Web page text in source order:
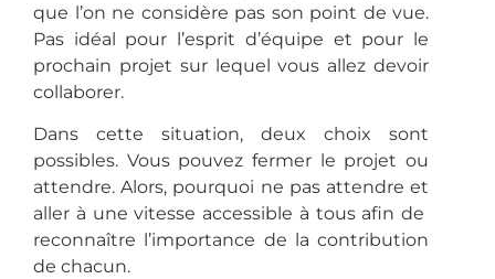
que l’on ne considère pas son point de vue.
Pas idéal pour l’esprit d’équipe et pour le
prochain projet sur lequel vous allez devoir
collaborer.
Dans cette situation, deux choix sont
possibles. Vous pouvez fermer le projet ou
attendre. Alors, pourquoi ne pas attendre et
aller à une vitesse accessible à tous afin de
reconnaître l’importance de la contribution
de chacun.